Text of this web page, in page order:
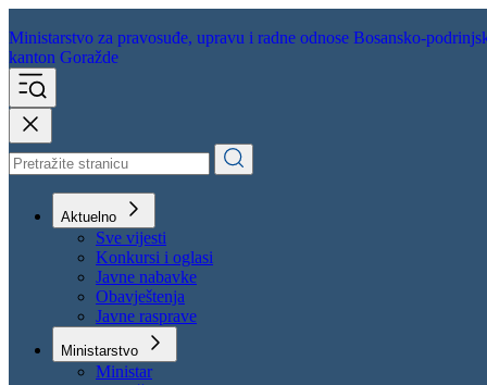
Ministarstvo za pravosuđe,
kanton Goražde
Aktuelno
Sve vijesti
Konkursi i oglasi
Javne nabavke
Obavještenja
Javne rasprave